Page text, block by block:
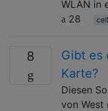
WLAN in
28
8
Gibt es
Karte?
Diesen
von West